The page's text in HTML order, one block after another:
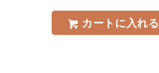
カートに入れる